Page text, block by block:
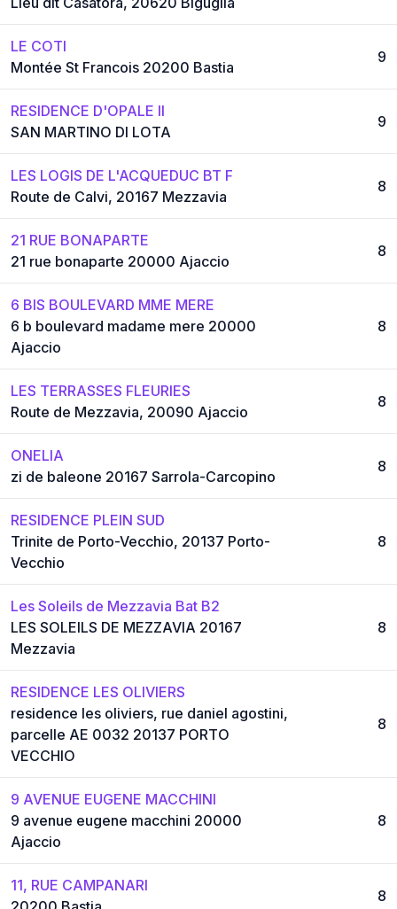
LE COTI
Montée St Francois 20200 Bastia
9
RESIDENCE D'OPALE II
SAN MARTINO DI LOTA
9
LES LOGIS DE L'ACQUEDUC BT F
Route de Calvi, 20167 Mezzavia
8
21 RUE BONAPARTE
21 rue bonaparte 20000 Ajaccio
8
6 BIS BOULEVARD MME MERE
6 b boulevard madame mere 20000
Ajaccio
8
LES TERRASSES FLEURIES
Route de Mezzavia, 20090 Ajaccio
8
ONELIA
zi de baleone 20167 Sarrola-Carcopino
8
RESIDENCE PLEIN SUD
Trinite de Porto-Vecchio, 20137 Porto-
Vecchio
8
Les Soleils de Mezzavia Bat B2
LES SOLEILS DE MEZZAVIA 20167
Mezzavia
8
RESIDENCE LES OLIVIERS
residence les oliviers, rue daniel agostini,
parcelle AE 0032 20137 PORTO
VECCHIO
8
9 AVENUE EUGENE MACCHINI
9 avenue eugene macchini 20000
Ajaccio
8
11, RUE CAMPANARI
8